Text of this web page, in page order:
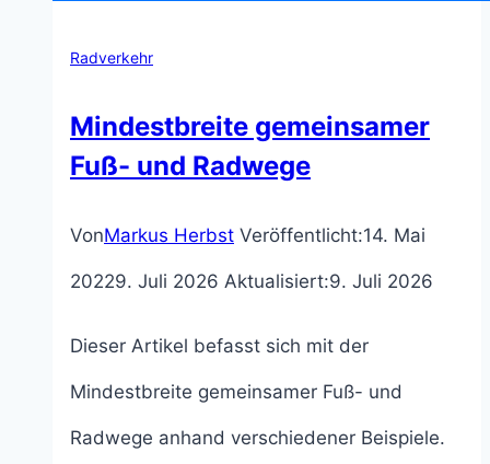
Radverkehr
Mindestbreite gemeinsamer
Fuß- und Radwege
VonMarkus Herbst Veröffentlicht:14. Mai
20229. Juli 2026 Aktualisiert:9. Juli 2026
Dieser Artikel befasst sich mit der
Mindestbreite gemeinsamer Fuß- und
Radwege anhand verschiedener Beispiele.